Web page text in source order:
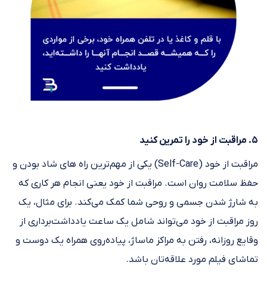
۵. مراقبت از خود را تمرین کنید
مراقبت از خود (Self-Care) یکی از مهم‌ترین راه های شاد بودن و
حفظ سلامت روان است. مراقبت از خود یعنی انجام هر کاری که
به شارژ شدن جسمی و روحی شما کمک می‌کند. برای مثال، یک
روز مراقبت از خود می‌تواند شامل یک ساعت یادداشت‌برداری از
وقایع روزانه، رفتن به مراکز ماساژ، پیاده‌روی همراه یک دوست و
تماشای فیلم‌ مورد علاقه‌تان باشد.